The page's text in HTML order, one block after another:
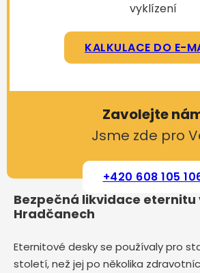
vyklízení
KALKULACE DO E-
Zavolejte
Jsme zde pro
+420 608 105
Bezpečná likvidace eternitu
Hradčanech
Eternitové desky se používaly pro
století, než jej po několika